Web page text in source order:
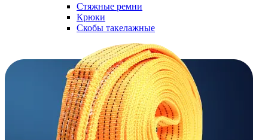
Стяжные ремни
Крюки
Скобы такелажные